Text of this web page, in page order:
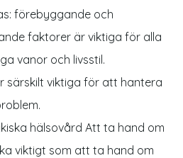
förebyggande och
faktorer är viktiga för alla
vanor och livsstil.
särskilt viktiga för att hantera
hälsovård Att ta hand om
viktigt som att ta hand om